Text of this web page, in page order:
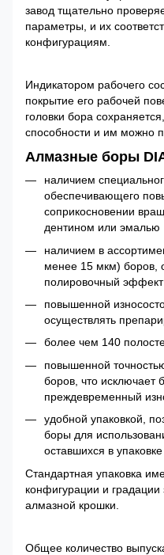
завод тщательно
параметры, и их
конфигурациям.
Индикатором рабочего
покрытие его рабочей
головки бора
способности и им можно
Алмазные боры
наличием
обеспечивающего
соприкосновении
дентином или эмалью
наличием в
менее 15 мкм) боров,
полировочный эффект
повышенной
осуществлять
более чем 140
повышенной
боров, что исключает
преждевременный
удобной упаковкой,
боры для
оставшихся в
Стандартная упаковка
конфигурации и градации
алмазной крошки.
Общее количество